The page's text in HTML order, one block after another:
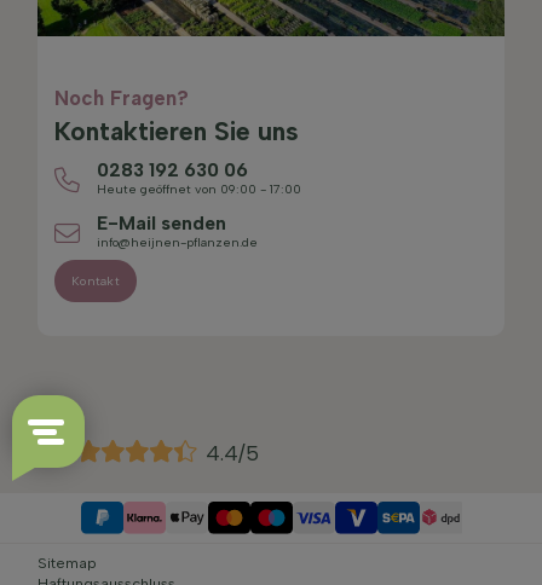
Noch Fragen?
Kontaktieren Sie uns
0283 192 630 06
Heute geöffnet von 09:00 - 17:00
E-Mail senden
info@heijnen-pflanzen.de
Kontakt
4.4/5
Sitemap